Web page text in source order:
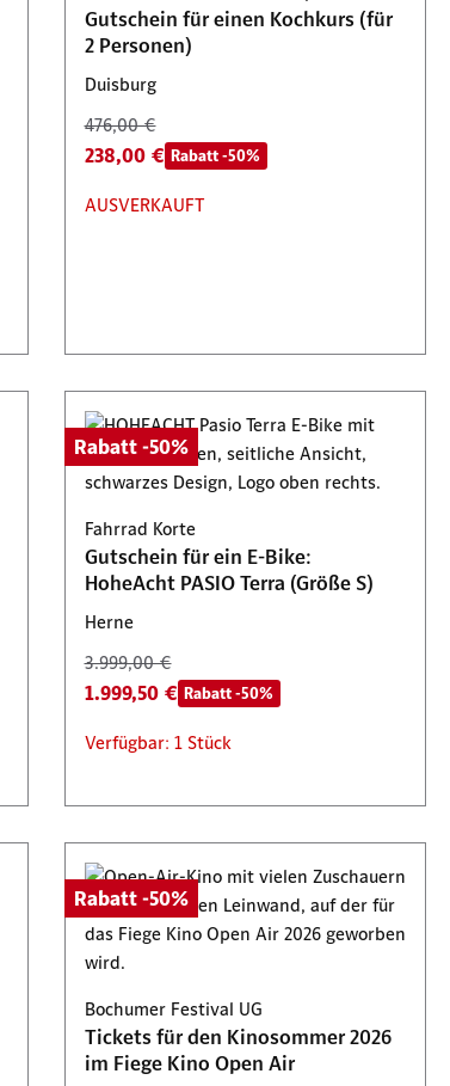
Bochum
12,00 €
6,00 € Rabatt -50%
Verfügbar: 196 Stück
Gutschein für einen Kochkurs (für
2 Personen)
Duisburg
476,00 €
238,00 € Rabatt -50%
AUSVERKAUFT
Rabatt -50%
Fahrrad Korte
Gutschein für ein E-Bike:
HoheAcht PASIO Terra (Größe S)
Herne
3.999,00 €
1.999,50 € Rabatt -50%
Verfügbar: 1 Stück
Rabatt -50%
Bochumer Festival UG
Tickets für den Kinosommer 2026
im Fiege Kino Open Air